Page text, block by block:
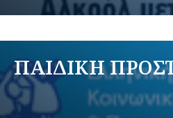
ΠΑΙΔΙΚΗ